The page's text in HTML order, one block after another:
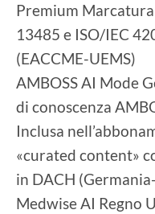
Premium Marcatura
13485 e ISO/IEC
(EACCME-UEMS)
AMBOSS AI Mode
di conoscenza
Inclusa
«curated content»
in DACH
Medwise AI Regno